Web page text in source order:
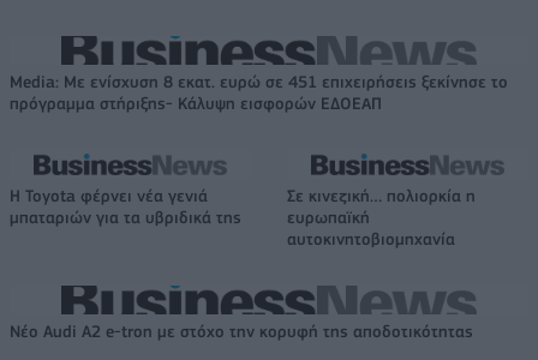
Media: Με ενίσχυση 8 εκατ. ευρώ σε 451 επιχειρήσεις ξεκίνησε το
πρόγραμμα στήριξης- Κάλυψη εισφορών ΕΔΟΕΑΠ
Η Toyota φέρνει νέα γενιά
μπαταριών για τα υβριδικά της
Σε κινεζική… πολιορκία η
ευρωπαϊκή
αυτοκινητοβιομηχανία
Νέο Audi A2 e-tron με στόχο την κορυφή της αποδοτικότητας